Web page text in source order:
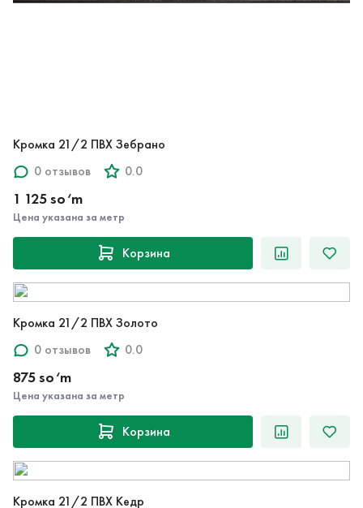
Кромка 21/2 ПВХ Зебрано
0 отзывов
0.0
1 125 so‘m
Цена указана за метр
Корзина
Кромка 21/2 ПВХ Золото
0 отзывов
0.0
875 so‘m
Цена указана за метр
Корзина
Кромка 21/2 ПВХ Кедр